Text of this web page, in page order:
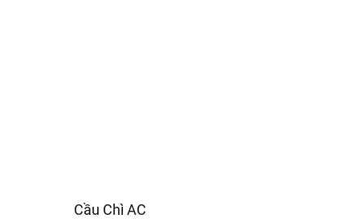
Cầu Chì AC